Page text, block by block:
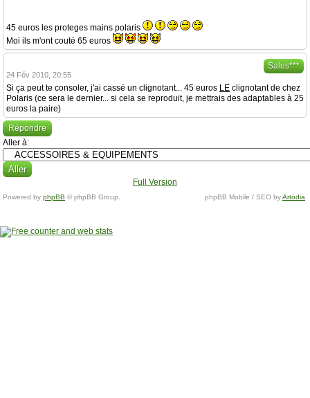
45 euros les proteges mains polaris
Moi ils m'ont couté 65 euros
Salus***
24 Fév 2010, 20:55
Si ça peut te consoler, j'ai cassé un clignotant... 45 euros LE clignotant de chez
Polaris (ce sera le dernier... si cela se reproduit, je mettrais des adaptables à 25
euros la paire)
Répondre
Aller à:
Full Version
Powered by phpBB © phpBB Group. phpBB Mobile / SEO byArtodia